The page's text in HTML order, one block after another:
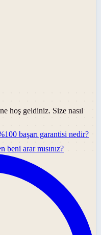
hoş geldiniz. Size nasıl
başarı garantisi nedir?
beni arar mısınız?